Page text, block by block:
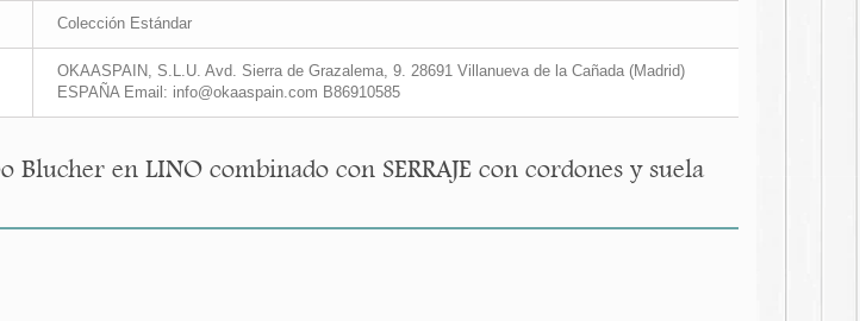
Colección Estándar
OKAASPAIN, S.L.U. Avd. Sierra de Grazalema, 9. 28691 Villanueva de la Cañada (Madrid)
ESPAÑA Email: info@okaaspain.com B86910585
Blucher en LINO combinado con SERRAJE con cordones y suela